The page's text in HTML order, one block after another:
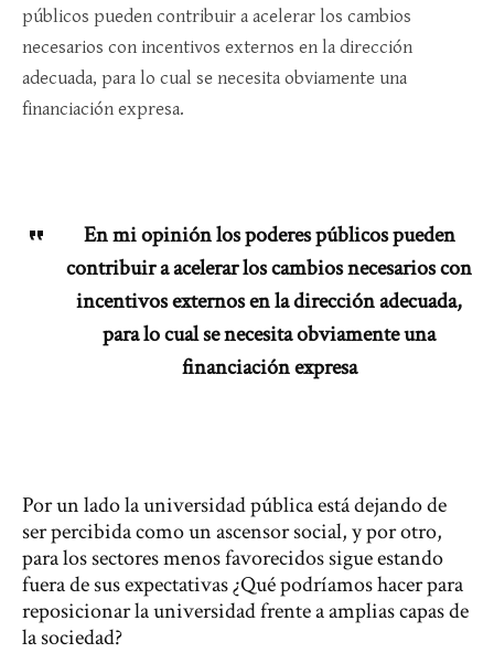
públicos pueden contribuir a acelerar los cambios
necesarios con incentivos externos en la dirección
adecuada, para lo cual se necesita obviamente una
financiación expresa.
En mi opinión los poderes públicos pueden
contribuir a acelerar los cambios necesarios con
incentivos externos en la dirección adecuada,
para lo cual se necesita obviamente una
financiación expresa
Por un lado la universidad pública está dejando de
ser percibida como un ascensor social, y por otro,
para los sectores menos favorecidos sigue estando
fuera de sus expectativas ¿Qué podríamos hacer para
reposicionar la universidad frente a amplias capas de
la sociedad?